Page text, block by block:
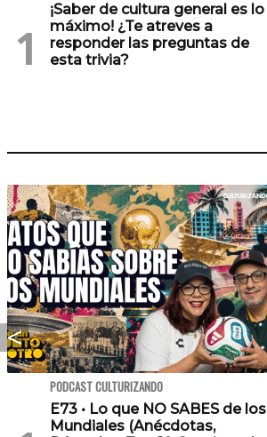
¡Saber de cultura general es lo
máximo! ¿Te atreves a
responder las preguntas de
esta trivia?
PODCAST CULTURIZANDO
E73 • Lo que NO SABES de los
Mundiales (Anécdotas,